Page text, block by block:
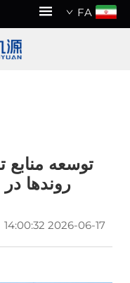
FA
توسعه
روندها
2026-06-17 14:00:32